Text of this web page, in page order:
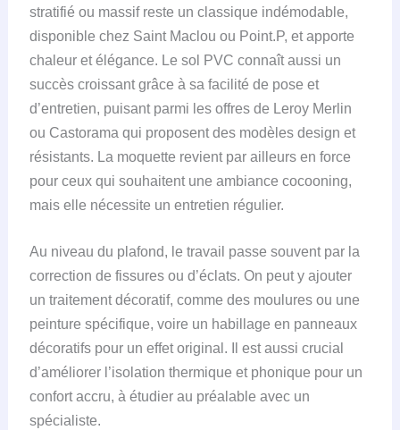
stratifié ou massif reste un classique indémodable,
disponible chez Saint Maclou ou Point.P, et apporte
chaleur et élégance. Le sol PVC connaît aussi un
succès croissant grâce à sa facilité de pose et
d’entretien, puisant parmi les offres de Leroy Merlin
ou Castorama qui proposent des modèles design et
résistants. La moquette revient par ailleurs en force
pour ceux qui souhaitent une ambiance cocooning,
mais elle nécessite un entretien régulier.
Au niveau du plafond, le travail passe souvent par la
correction de fissures ou d’éclats. On peut y ajouter
un traitement décoratif, comme des moulures ou une
peinture spécifique, voire un habillage en panneaux
décoratifs pour un effet original. Il est aussi crucial
d’améliorer l’isolation thermique et phonique pour un
confort accru, à étudier au préalable avec un
spécialiste.